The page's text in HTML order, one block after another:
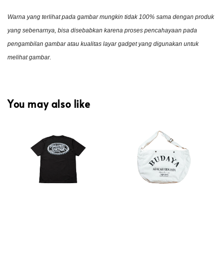
Warna yang terlihat pada gambar mungkin tidak 100% sama dengan produk
yang sebenarnya, bisa disebabkan karena proses pencahayaan pada
pengambilan gambar atau kualitas layar gadget yang digunakan untuk
melihat gambar.
You may also like